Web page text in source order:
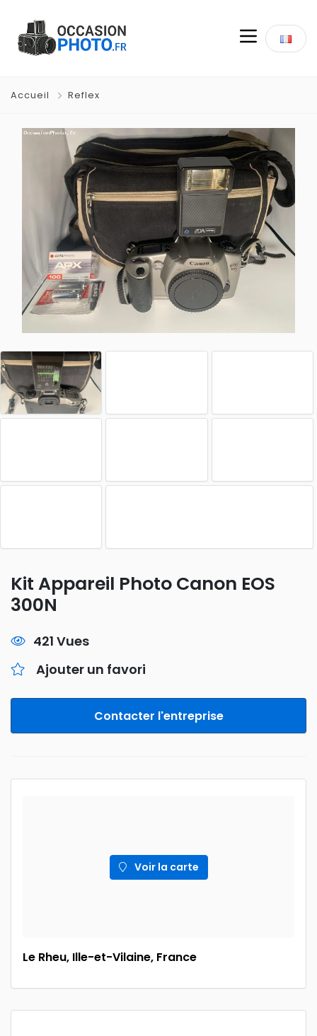
Accueil Reflex
Kit Appareil Photo Canon EOS
300N
421 Vues
Ajouter un favori
Contacter l'entreprise
Voir la carte
Le Rheu, Ille-et-Vilaine, France